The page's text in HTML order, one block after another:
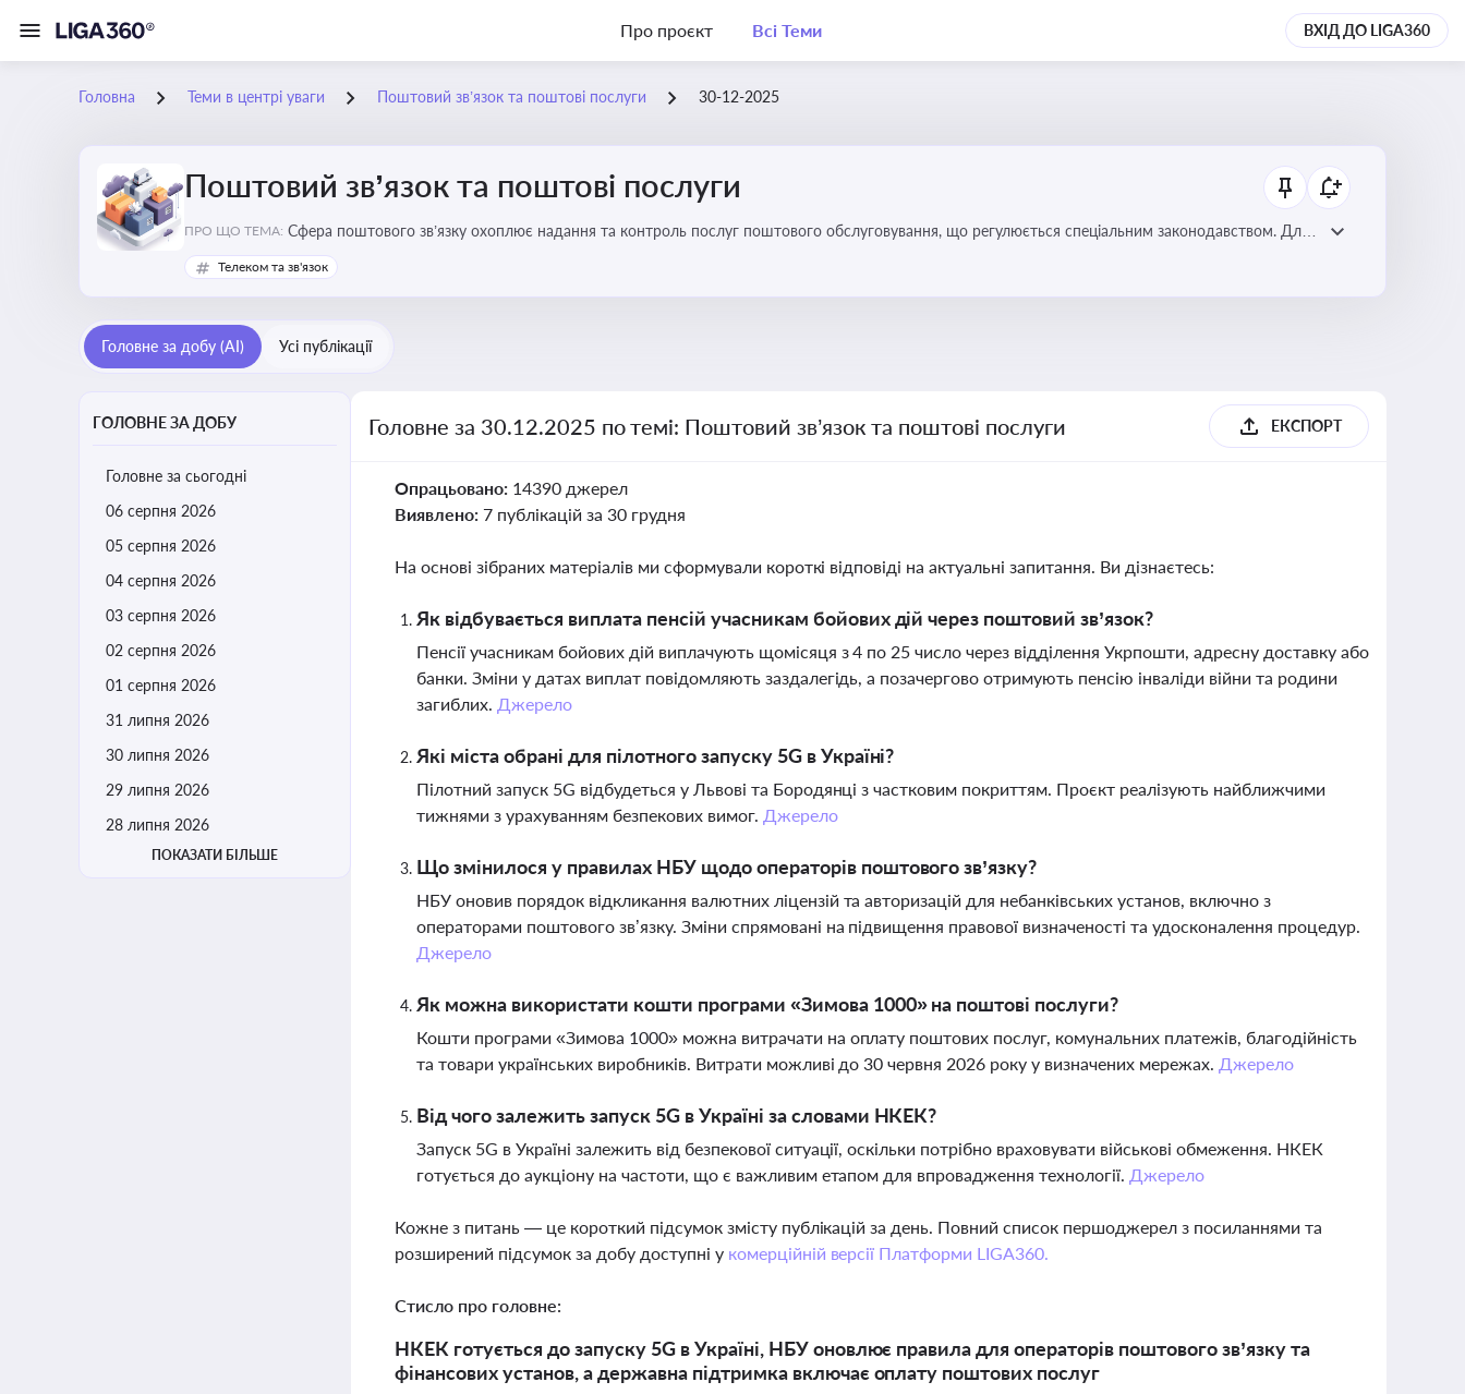
Про проєкт Всі Теми ВХІД ДО LIGA360
Головна Теми в центрі уваги Поштовий зв’язок та поштові послуги 30-12-2025
Поштовий зв’язок та поштові послуги
ПРО ЩО ТЕМА: Сфера поштового зв’язку охоплює надання та контроль послуг поштового обслуговування, що регулюється спеціальним законодавством. Для
бізнесу та юристів це важливо для дотримання ліцензійних умов, участі в державних реєстрах і забезпечення прав споживачів.
Телеком та зв'язок
Головне за добу (AI) Усі публікації
ГОЛОВНЕ ЗА ДОБУ
Головне за сьогодні
06 серпня 2026
05 серпня 2026
04 серпня 2026
03 серпня 2026
02 серпня 2026
01 серпня 2026
31 липня 2026
30 липня 2026
29 липня 2026
28 липня 2026
ПОКАЗАТИ БІЛЬШЕ
Головне за 30.12.2025 по темі: Поштовий зв’язок та поштові послуги ЕКСПОРТ
Опрацьовано: 14390 джерел
Виявлено: 7 публікацій за 30 грудня
На основі зібраних матеріалів ми сформували короткі відповіді на актуальні запитання. Ви дізнаєтесь:
Як відбувається виплата пенсій учасникам бойових дій через поштовий зв’язок?
Пенсії учасникам бойових дій виплачують щомісяця з 4 по 25 число через відділення Укрпошти, адресну доставку або
банки. Зміни у датах виплат повідомляють заздалегідь, а позачергово отримують пенсію інваліди війни та родини
загиблих. Джерело
Які міста обрані для пілотного запуску 5G в Україні?
Пілотний запуск 5G відбудеться у Львові та Бородянці з частковим покриттям. Проєкт реалізують найближчими
тижнями з урахуванням безпекових вимог. Джерело
Що змінилося у правилах НБУ щодо операторів поштового зв’язку?
НБУ оновив порядок відкликання валютних ліцензій та авторизацій для небанківських установ, включно з
операторами поштового зв’язку. Зміни спрямовані на підвищення правової визначеності та удосконалення процедур.
Джерело
Як можна використати кошти програми «Зимова 1000» на поштові послуги?
Кошти програми «Зимова 1000» можна витрачати на оплату поштових послуг, комунальних платежів, благодійність
та товари українських виробників. Витрати можливі до 30 червня 2026 року у визначених мережах. Джерело
Від чого залежить запуск 5G в Україні за словами НКЕК?
Запуск 5G в Україні залежить від безпекової ситуації, оскільки потрібно враховувати військові обмеження. НКЕК
готується до аукціону на частоти, що є важливим етапом для впровадження технології. Джерело
Кожне з питань — це короткий підсумок змісту публікацій за день. Повний список першоджерел з посиланнями та
розширений підсумок за добу доступні у комерційній версії Платформи LIGA360.
Стисло про головне:
НКЕК готується до запуску 5G в Україні, НБУ оновлює правила для операторів поштового зв’язку та
фінансових установ, а державна підтримка включає оплату поштових послуг